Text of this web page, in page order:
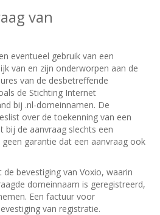
van
eventueel gebruik van een
van en zijn onderworpen aan de
van de desbetreffende
de Stichting Internet
bij .nl-domeinnamen. De
over de toekenning van een
bij de aanvraag slechts een
garantie dat een aanvraag ook
bevestiging van Voxio, waarin
domeinnaam is geregistreerd,
Een factuur voor
van registratie.